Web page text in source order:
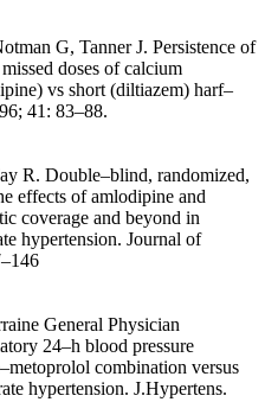
G, Tanner J. Persistence of
doses of calcium
vs short (diltiazem) harf–
41: 83–88.
R. Double–blind, randomized,
effects of amlodipine and
coverage and beyond in
hypertension. Journal of
General Physician
24–h blood pressure
combination versus
hypertension. J.Hypertens.